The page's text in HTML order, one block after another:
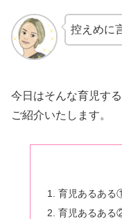
控えめに
今日はそんな育児す
ご紹介いたします。
育児あるある
育児あるある